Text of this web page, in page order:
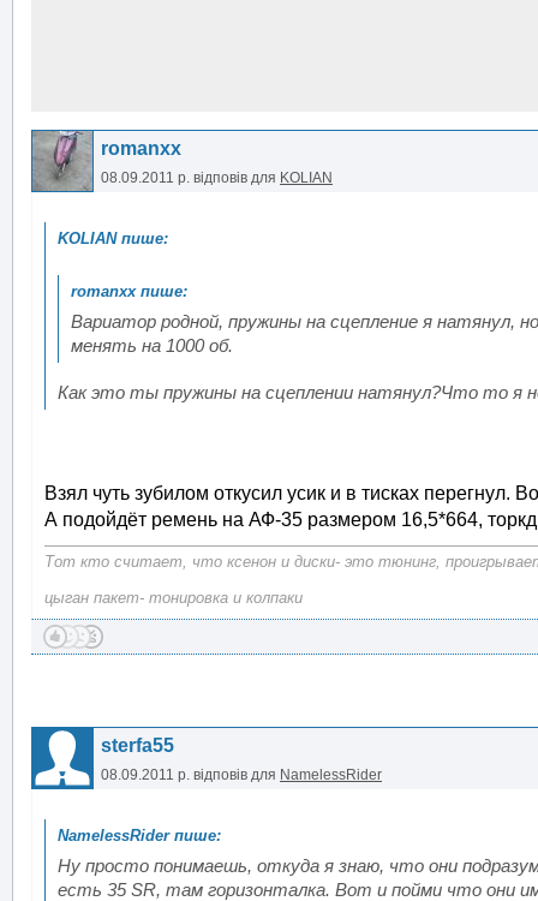
romanxx
08.09.2011 р. відповів для KOLIAN
Вариатор родной, пружины на сцепление я натянул,
менять на 1000 об.
Как это ты пружины на сцеплении натянул?Что то я
Взял чуть зубилом откусил усик и в тисках перегнул.
А подойдёт ремень на АФ-35 размером 16,5*664,
Тот кто считает, что ксенон и диски- это тюнинг,
цыган пакет- тонировка и колпаки
sterfa55
08.09.2011 р. відповів для NamelessRider
Ну просто понимаешь, откуда я знаю, что они
есть 35 SR, там горизонталка. Вот и пойми что они